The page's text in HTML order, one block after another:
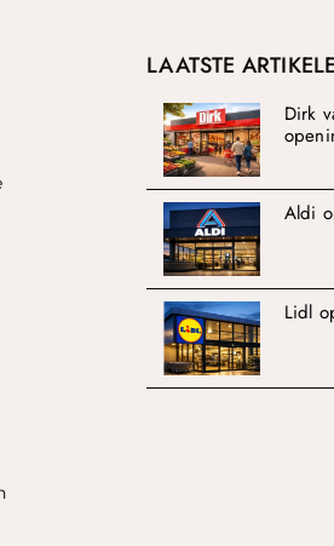
LAATSTE
Dirk
Aldi
Lidl